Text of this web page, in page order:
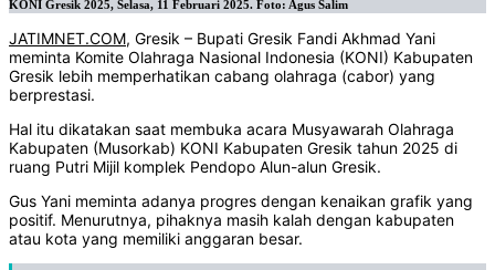
KONI Gresik 2025, Selasa, 11 Februari 2025. Foto: Agus Salim
JATIMNET.COM, Gresik – Bupati Gresik Fandi Akhmad Yani
meminta Komite Olahraga Nasional Indonesia (KONI) Kabupaten
Gresik lebih memperhatikan cabang olahraga (cabor) yang
berprestasi.
Hal itu dikatakan saat membuka acara Musyawarah Olahraga
Kabupaten (Musorkab) KONI Kabupaten Gresik tahun 2025 di
ruang Putri Mijil komplek Pendopo Alun-alun Gresik.
Gus Yani meminta adanya progres dengan kenaikan grafik yang
positif. Menurutnya, pihaknya masih kalah dengan kabupaten
atau kota yang memiliki anggaran besar.